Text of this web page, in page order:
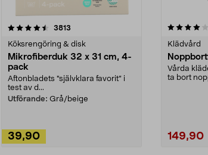
3813
Köksrengöring & disk
Mikrofiberduk 32 x 31 cm, 4-
pack
Aftonbladets "självklara favorit” i
test av d...
Utförande: Grå/beige
39,90
4.0av 5 stjärnor
Klädvård
Vårda
ta bort
149,90